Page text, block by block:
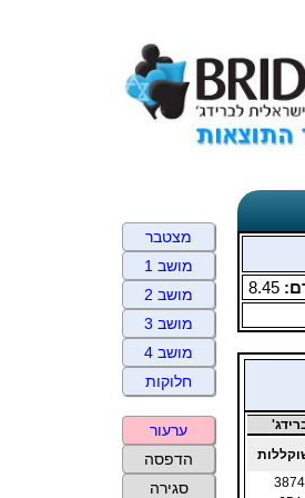
8.45
3874
מצטבר
מושב 1
מושב 2
מושב 3
מושב 4
חלוקות
ערעור
הדפסה
סגירה